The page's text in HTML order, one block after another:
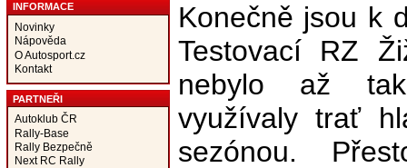
INFORMACE
Novinky
Nápověda
O Autosport.cz
Kontakt
PARTNEŘI
Autoklub ČR
Rally-Base
Rally Bezpečně
Next RC Rally
Konečně jsou k
Testovací RZ
nebylo až
využívaly trať
sezónou.